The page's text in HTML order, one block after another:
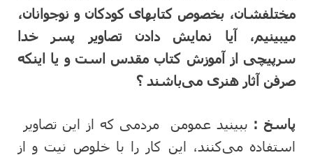
مختلفشان، بخصوص کتابهای کودکان و نوجوانان،
میبینیم، آیا نمایش دادن تصاویر پسر خدا
سرپیچی از آموزش کتاب مقدس است و یا اینکه
صرفن آثار هنری می‌باشند ؟
پاسخ : ببینید عمومن مردمی که از این تصاویر
استفاده می‌کنند، این کار را با خلوص نیت و از